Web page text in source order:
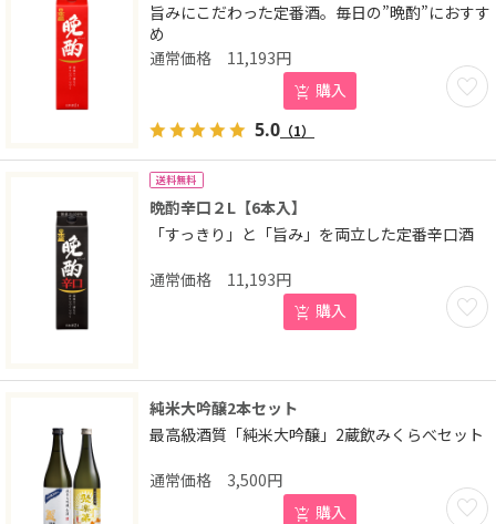
旨みにこだわった定番酒。毎日の”晩酌”におすす
め
お気
11,193円
購入
5.0 （1）
送料無料
晩酌辛口２L【6本入】
「すっきり」と「旨み」を両立した定番辛口酒
お気
11,193円
購入
純米大吟醸2本セット
最高級酒質「純米大吟醸」2蔵飲みくらべセット
お気
3,500円
購入